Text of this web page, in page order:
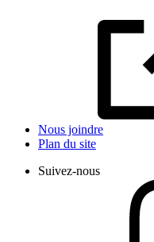
Nous joindre
Plan du site
Suivez-nous